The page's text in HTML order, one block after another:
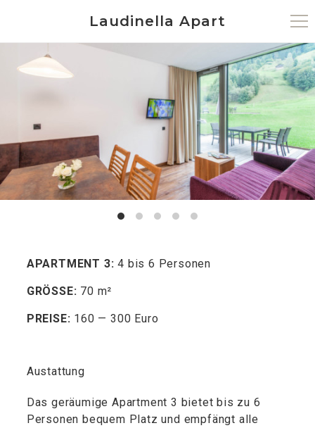
Laudinella Apart
APARTMENT 3:4 bis 6 Personen
GRÖSSE: 70 m²
PREISE: 160 — 300 Euro
Austattung
Das geräumige Apartment 3 bietet bis zu 6
Personen bequem Platz und empfängt alle